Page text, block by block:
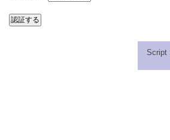
Script